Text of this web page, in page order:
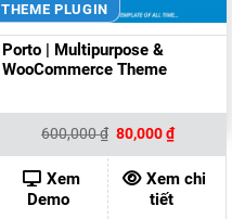
THEME PLUGIN
Porto | Multipurpose &
WooCommerce Theme
600,000₫ Giá
gốc
là:
600,000 ₫.
80,000₫Giá
hiện
tại
là:
80,000
Xem
Demo
Xem chi
tiết